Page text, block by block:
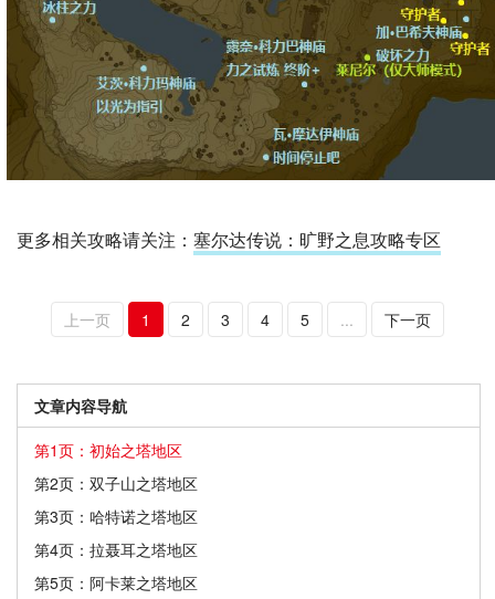
更多相关攻略请关注： 塞尔达传说：旷野之息攻略专区
上一页 1 2 3 4 5 ... 下一页
文章内容导航
第1页：初始之塔地区
第2页：双子山之塔地区
第3页：哈特诺之塔地区
第4页：拉聂耳之塔地区
第5页：阿卡莱之塔地区